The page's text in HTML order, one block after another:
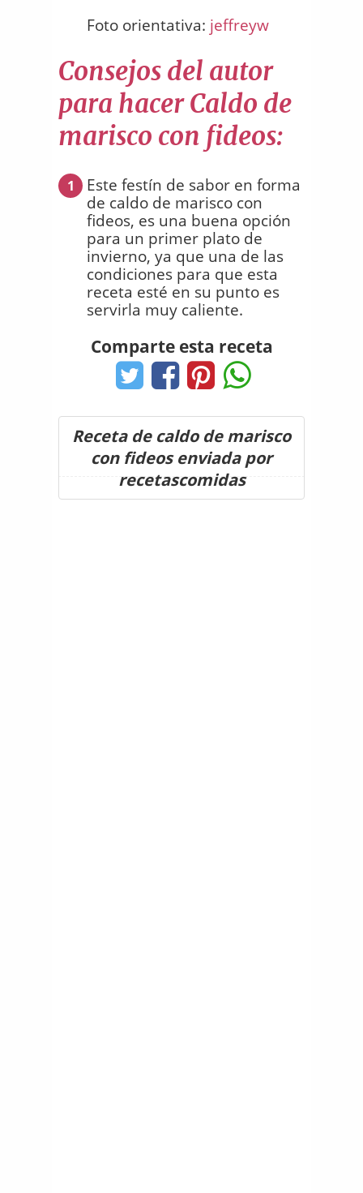
Foto orientativa: jeffreyw
Consejos del autor
para hacer Caldo de
marisco con fideos:
1
Este festín de sabor en forma
de caldo de marisco con
fideos, es una buena opción
para un primer plato de
invierno, ya que una de las
condiciones para que esta
receta esté en su punto es
servirla muy caliente.
Comparte esta receta
Receta de caldo de marisco
con fideos enviada por
recetascomidas